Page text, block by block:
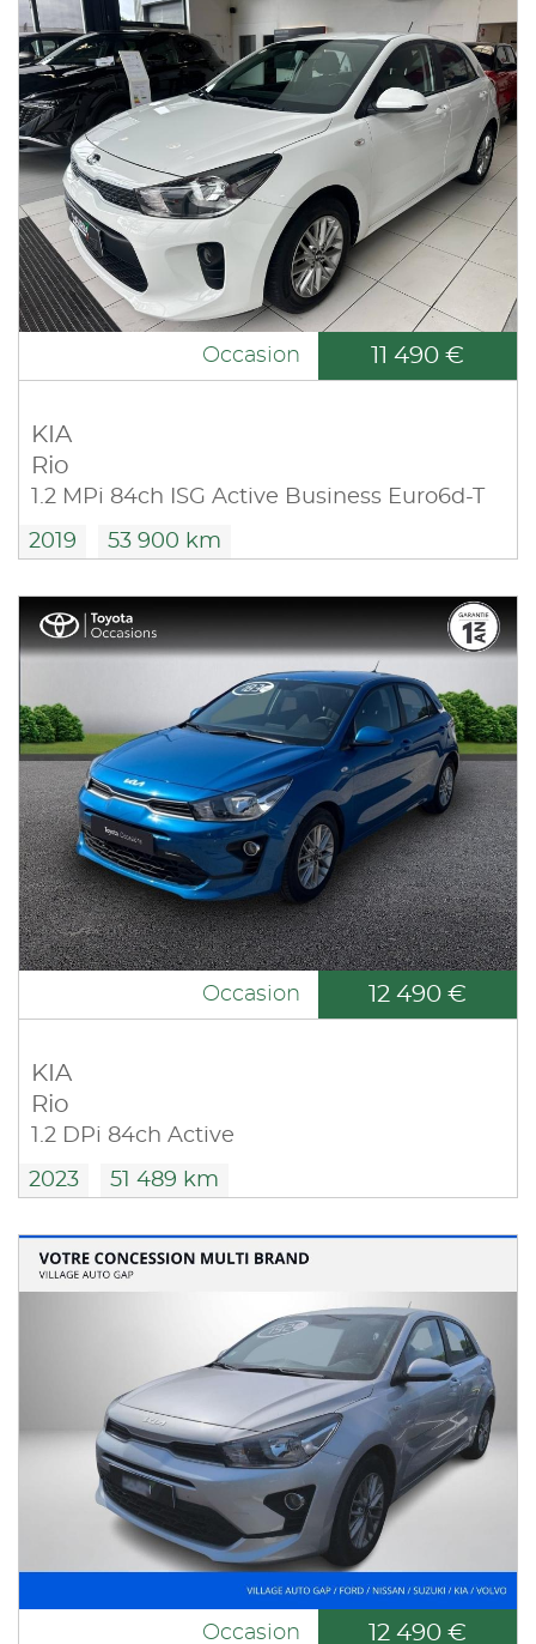
Occasion 11 490 €
KIA
Rio
1.2 MPi 84ch ISG Active Business Euro6d-T
2019 53 900 km
Occasion 12 490 €
KIA
Rio
1.2 DPi 84ch Active
2023 51 489 km
Occasion 12 490 €